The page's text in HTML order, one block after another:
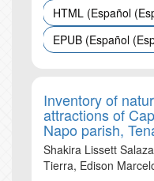
HTML (Español
EPUB (Español
Inventory of
attractions of
Napo parish,
Shakira Lissett
Tierra, Edison